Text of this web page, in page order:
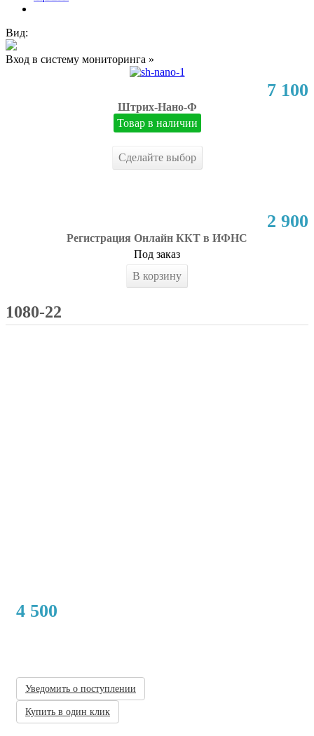
Вид:
Вход в систему мониторинга »
7 100
Штрих-Нано-Ф
Товар в наличии
Сделайте выбор
2 900
Регистрация Онлайн ККТ в ИФНС
Под заказ
В корзину
1080-22
4 500
Уведомить о поступлении
Купить в один клик